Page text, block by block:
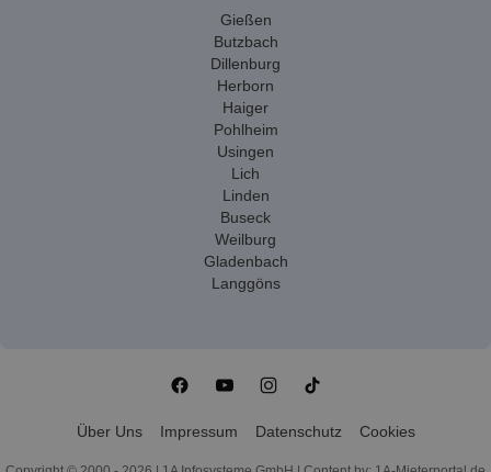
Gießen
Butzbach
Dillenburg
Herborn
Haiger
Pohlheim
Usingen
Lich
Linden
Buseck
Weilburg
Gladenbach
Langgöns
Über Uns Impressum Datenschutz Cookies